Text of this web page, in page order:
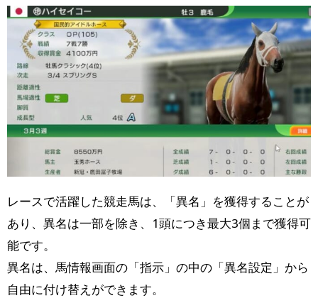
レースで活躍した競走馬は、「異名」を獲得することが
あり、異名は一部を除き、1頭につき最大3個まで獲得可
能です。
異名は、馬情報画面の「指示」の中の「異名設定」から
自由に付け替えができます。